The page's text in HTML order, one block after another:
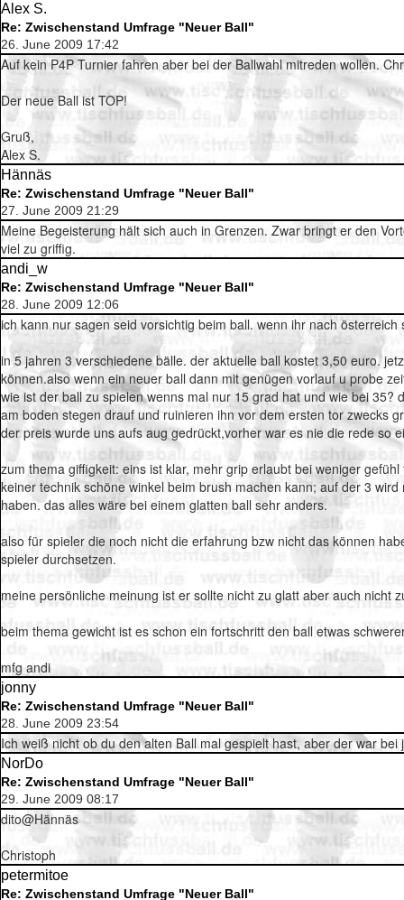
Alex S.
Re: Zwischenstand Umfrage "Neuer Ball"
26. June 2009 17:42
Auf kein P4P Turnier fahren aber bei der Ballwahl mitreden wollen.
Der neue Ball ist TOP!
Gruß,
Alex S.
Hännäs
Re: Zwischenstand Umfrage "Neuer Ball"
27. June 2009 21:29
Meine Begeisterung hält sich auch in Grenzen. Zwar bringt er den
viel zu griffig.
andi_w
Re: Zwischenstand Umfrage "Neuer Ball"
28. June 2009 12:06
ich kann nur sagen seid vorsichtig beim ball. wenn ihr nach
in 5 jahren 3 verschiedene bälle. der aktuelle ball kostet 3,50 euro.
können.also wenn ein neuer ball dann mit genügen vorlauf u probe
wie ist der ball zu spielen wenns mal nur 15 grad hat und wie bei
am boden stegen drauf und ruinieren ihn vor dem ersten tor zwecks
der preis wurde uns aufs aug gedrückt,vorher war es nie die rede so
zum thema giffigkeit: eins ist klar, mehr grip erlaubt bei weniger
keiner technik schöne winkel beim brush machen kann; auf der 3
haben. das alles wäre bei einem glatten ball sehr anders.
also für spieler die noch nicht die erfahrung bzw nicht das können
spieler durchsetzen.
meine persönliche meinung ist er sollte nicht zu glatt aber auch nicht
beim thema gewicht ist es schon ein fortschritt den ball etwas
mfg andi
jonny
Re: Zwischenstand Umfrage "Neuer Ball"
28. June 2009 23:54
Ich weiß nicht ob du den alten Ball mal gespielt hast, aber der war
NorDo
Re: Zwischenstand Umfrage "Neuer Ball"
29. June 2009 08:17
dito@Hännäs
Christoph
petermitoe
Re: Zwischenstand Umfrage "Neuer Ball"